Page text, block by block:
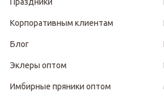
Праздники
Корпоративным клиентам
Блог
Эклеры оптом
Имбирные пряники оптом